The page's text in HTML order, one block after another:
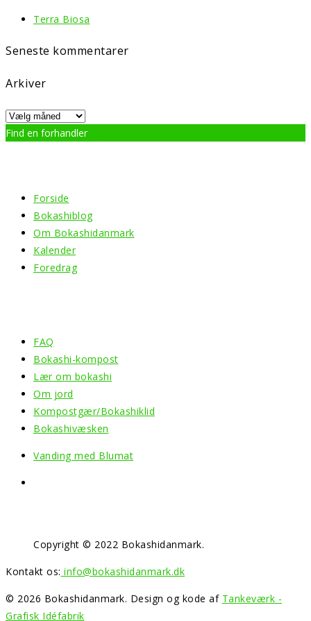
Terra Biosa
Seneste kommentarer
Arkiver
Arkiver
Find en forhandler
Forside
Bokashiblog
Om Bokashidanmark
Kalender
Foredrag
FAQ
Bokashi-kompost
Lær om bokashi
Om jord
Kompostgær/Bokashiklid
Bokashivæsken
Vanding med Blumat
Copyright © 2022 Bokashidanmark.
Kontakt os: info@bokashidanmark.dk
© 2026 Bokashidanmark. Design og kode af Tankeværk -
Grafisk Idéfabrik